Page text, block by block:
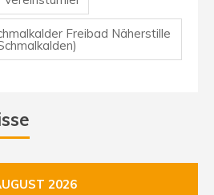
Freibad Näherstille
2026